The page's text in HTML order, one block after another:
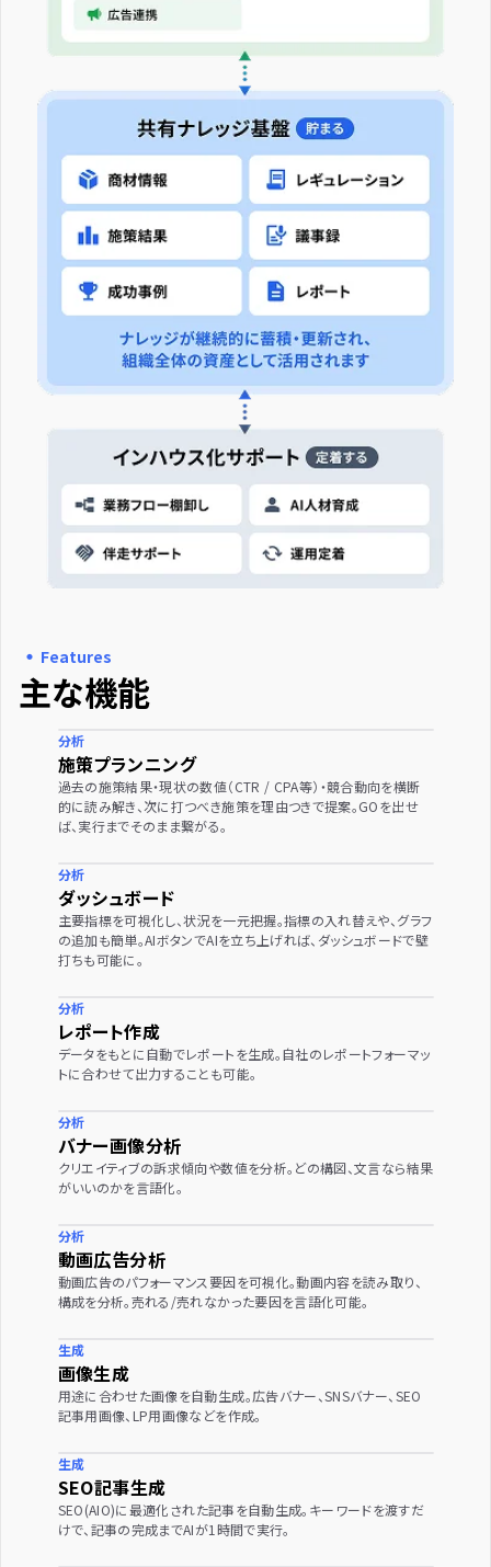
・ Features
主な機能
分析
施策プランニング
過去の施策結果・現状の数値（CTR / CPA等）・競合動向を横断
的に読み解き、次に打つべき施策を理由つきで提案。GOを出せ
ば、実行までそのまま繋がる。
分析
ダッシュボード
主要指標を可視化し、状況を一元把握。指標の入れ替えや、グラフ
の追加も簡単。AIボタンでAIを立ち上げれば、ダッシュボードで壁
打ちも可能に。
分析
レポート作成
データをもとに自動でレポートを生成。自社のレポートフォーマッ
トに合わせて出力することも可能。
分析
バナー画像分析
クリエイティブの訴求傾向や数値を分析。どの構図、文言なら結果
がいいのかを言語化。
分析
動画広告分析
動画広告のパフォーマンス要因を可視化。動画内容を読み取り、
構成を分析。売れる/売れなかった要因を言語化可能。
生成
画像生成
用途に合わせた画像を自動生成。広告バナー、SNSバナー、SEO
記事用画像、LP用画像などを作成。
生成
SEO記事生成
SEO(AIO)に最適化された記事を自動生成。キーワードを渡すだ
けで、記事の完成までAIが1時間で実行。